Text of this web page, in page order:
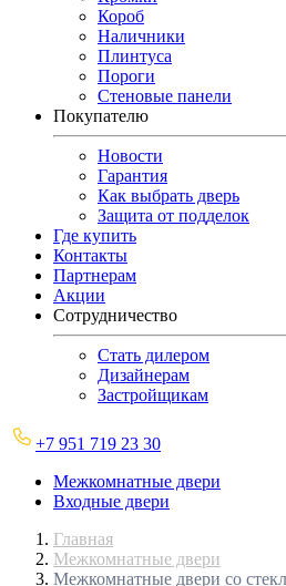
Короб
Наличники
Плинтуса
Пороги
Стеновые панели
Покупателю
Новости
Гарантия
Как выбрать дверь
Защита от подделок
Где купить
Контакты
Партнерам
Акции
Сотрудничество
Стать дилером
Дизайнерам
Застройщикам
+7 951 719 23 30
Межкомнатные двери
Входные двери
Главная
Межкомнатные двери
Межкомнатные двери со